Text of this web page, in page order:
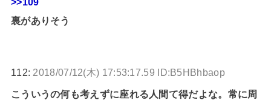
裏がありそう
112: 2018/07/12(木) 17:53:17.59 ID:B5HBhbaop
こういうの何も考えずに座れる人間て得だよな。常に周